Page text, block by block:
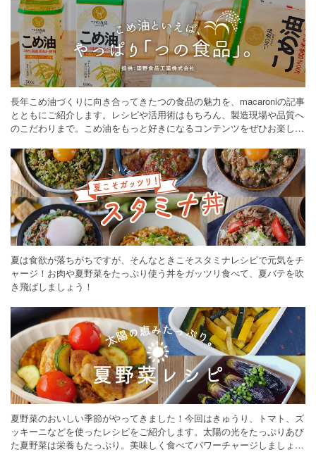
長年こめ油づくりに向き合ってきたつの食品の魅力を、macaroniの記事
とともにご紹介します。レシピや活用術はもちろん、製造現場や品質へ
のこだわりまで。こめ油をもっと好きになるコンテンツをぜひお楽しみ
夏は食欲が落ちがちですが、そんなときこそスタミナレシピで元気をチ
ャージ！お肉や夏野菜をたっぷり使う丼をガッツリ食べて、夏バテを吹
き飛ばしましょう！
夏野菜のおいしい季節がやってきました！今回はきゅうり、トマト、ズ
ッキーニなどを使ったレシピをご紹介します。太陽の光をたっぷりあび
た夏野菜は栄養もたっぷり。美味しく食べてパワーチャージしましょう